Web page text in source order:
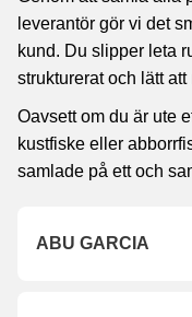
leverantör gör vi det
kund. Du slipper leta
strukturerat och lätt att
Oavsett om du är ute
kustfiske eller
samlade på ett och
ABU GARCIA